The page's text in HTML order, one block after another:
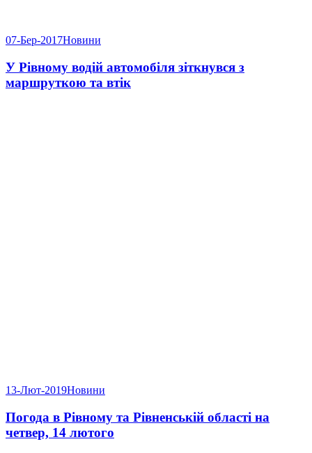
07-Бер-2017Новини
У Рівному водій автомобіля зіткнувся з
маршруткою та втік
13-Лют-2019Новини
Погода в Рівному та Рівненській області на
четвер, 14 лютого